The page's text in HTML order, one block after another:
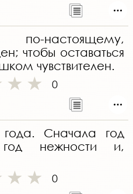
по-настоящему,
чтобы оставаться
чувствителен.
0
Сначала год
нежности и,
0